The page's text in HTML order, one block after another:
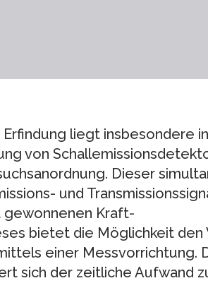
liegt insbesondere
von
Dieser
und
gewonnenen Kraft-
bietet die Möglichkeit den
einer Messvorrichtung.
sich der zeitliche Aufwand